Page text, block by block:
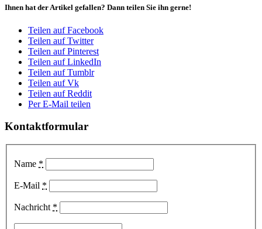
Ihnen hat der Artikel gefallen? Dann teilen Sie ihn gerne!
Teilen auf Facebook
Teilen auf Twitter
Teilen auf Pinterest
Teilen auf LinkedIn
Teilen auf Tumblr
Teilen auf Vk
Teilen auf Reddit
Per E-Mail teilen
Kontaktformular
Name *
E-Mail *
Nachricht *